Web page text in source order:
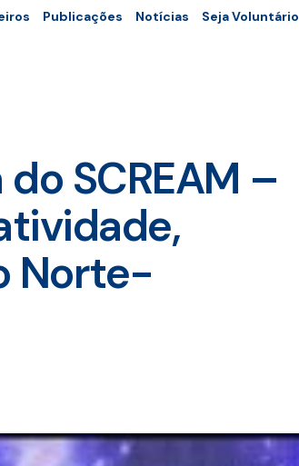
Publicações Notícias Seja Voluntário
SCREAM –
Norte-